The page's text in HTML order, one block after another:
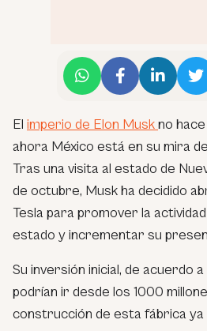
El imperio de Elon Muskno
ahora México está en su mira
Tras una visita al estado de
de octubre, Musk ha decidido
Tesla para promover la
estado y incrementar su
Su inversión inicial, de acuerdo
podrían ir desde los 1000
construcción de esta fábrica